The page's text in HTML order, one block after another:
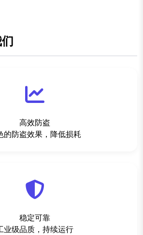
高效防盗
的防盗效果，降低损耗
稳定可靠
业级品质，持续运行